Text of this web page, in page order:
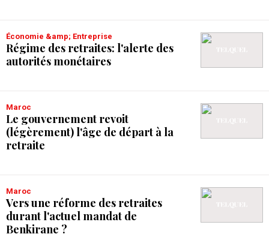
Économie &amp; Entreprise
Régime des retraites: l'alerte des
autorités monétaires
Maroc
Le gouvernement revoit
(légèrement) l'âge de départ à la
retraite
Maroc
Vers une réforme des retraites
durant l'actuel mandat de
Benkirane ?